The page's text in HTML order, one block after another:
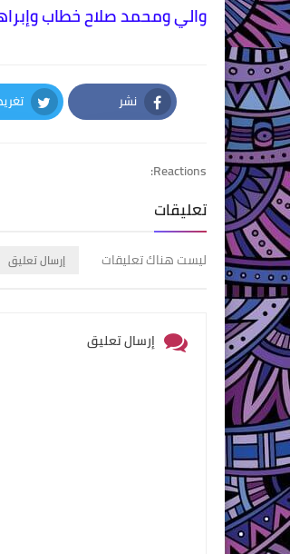
والي ومحمد صلاح خطاب
نشر
Facebook
Reactions:
تعليقات
ليست هناك تعليقات إرسال تعليق
إرسال تعليق